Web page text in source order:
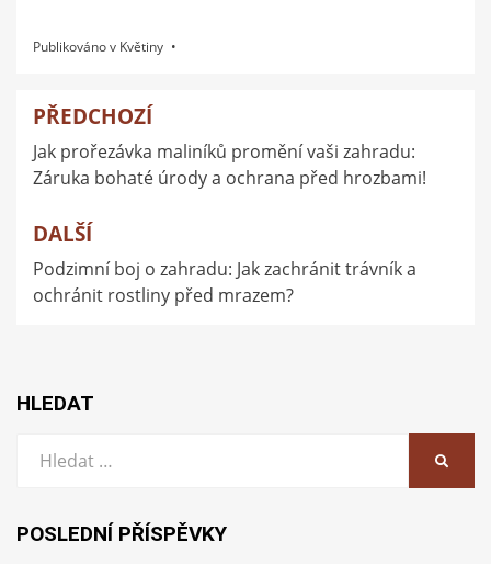
Publikováno v Květiny
Navigace
pro
příspěvek
PŘEDCHOZÍ
Jak prořezávka maliníků promění vaši zahradu:
Záruka bohaté úrody a ochrana před hrozbami!
DALŠÍ
Podzimní boj o zahradu: Jak zachránit trávník a
ochránit rostliny před mrazem?
HLEDAT
POSLEDNÍ PŘÍSPĚVKY